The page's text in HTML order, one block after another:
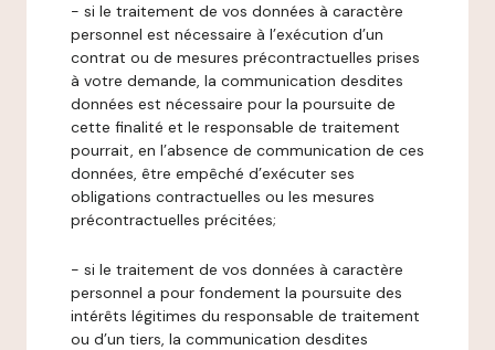
- si le traitement de vos données à caractère
personnel est nécessaire à l’exécution d’un
contrat ou de mesures précontractuelles prises
à votre demande, la communication desdites
données est nécessaire pour la poursuite de
cette finalité et le responsable de traitement
pourrait, en l’absence de communication de ces
données, être empêché d’exécuter ses
obligations contractuelles ou les mesures
précontractuelles précitées;
- si le traitement de vos données à caractère
personnel a pour fondement la poursuite des
intérêts légitimes du responsable de traitement
ou d’un tiers, la communication desdites